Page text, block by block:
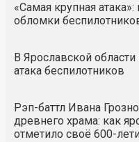
«Самая крупная
обломки
В Ярославской
атака беспилотников
Рэп-баттл Ивана
древнего храма: как
отметило своё 600-